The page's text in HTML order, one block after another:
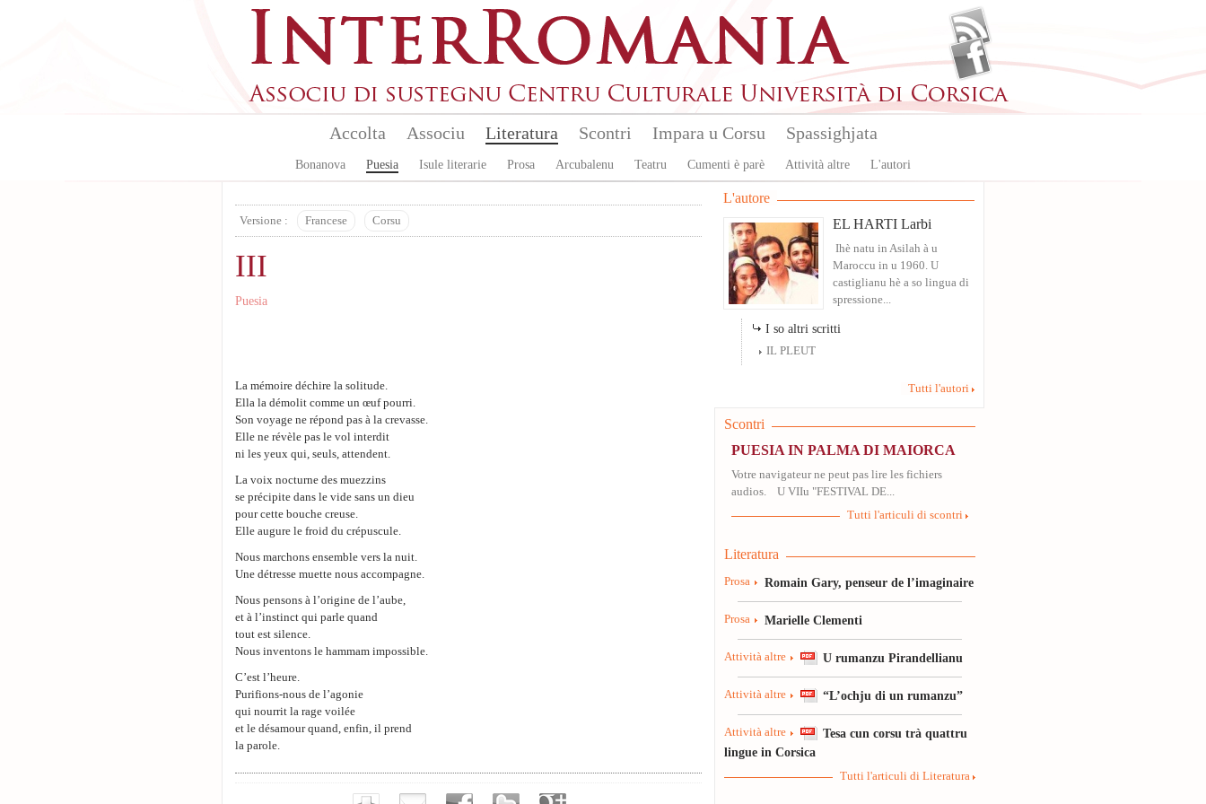
Accolta Associu Literatura
Bonanova Puesia Isule literarie Prosa Arcubalenu Teatru Cumenti è parè Attività altre L'autori
Scontri Impara u Corsu Spassighjata
Versione : Francese Corsu
III
Puesia
La mémoire déchire la solitude.
Ella la démolit comme un œuf pourri.
Son voyage ne répond pas à la crevasse.
Elle ne révèle pas le vol interdit
ni les yeux qui, seuls, attendent.
La voix nocturne des muezzins
se précipite dans le vide sans un dieu
pour cette bouche creuse.
Elle augure le froid du crépuscule.
Nous marchons ensemble vers la nuit.
Une détresse muette nous accompagne.
Nous pensons à l’origine de l’aube,
et à l’instinct qui parle quand
tout est silence.
Nous inventons le hammam impossible.
C’est l’heure.
Purifions-nous de l’agonie
qui nourrit la rage voilée
et le désamour quand, enfin, il prend
la parole.
L'autore
EL HARTI Larbi
Ihè natu in Asilah à u
Maroccu in u 1960. U
castiglianu hè a so lingua di
spressione...
I so altri scritti
IL PLEUT
Tutti l'autori
Scontri
PUESIA IN PALMA DI MAIORCA
Votre navigateur ne peut pas lire les fichiers
audios. U VIIu "FESTIVAL DE...
Tutti l'articuli di scontri
Literatura
Prosa Romain Gary, penseur de l’imaginaire
Prosa Marielle Clementi
Attività altre U rumanzu Pirandellianu
Attività altre “L’ochju di un rumanzu”
Attività altre
Tesa cun corsu trà quattru
lingue in Corsica
Tutti l'articuli di Literatura